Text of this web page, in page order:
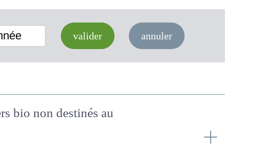
valider annuler
bio non destinés au